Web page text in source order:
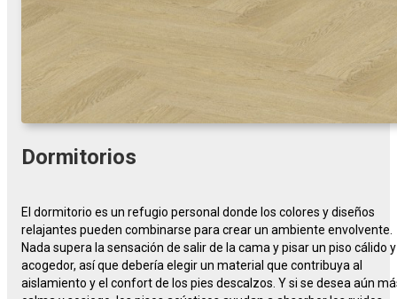
Dormitorios
El dormitorio es un refugio personal donde los colores y diseños
relajantes pueden combinarse para crear un ambiente envolvente.
Nada supera la sensación de salir de la cama y pisar un piso cálido y
acogedor, así que debería elegir un material que contribuya al
aislamiento y el confort de los pies descalzos. Y si se desea aún